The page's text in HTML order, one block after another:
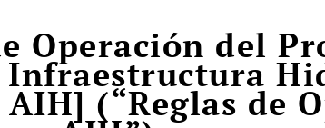
Operación del
Infraestructura
(“Reglas de